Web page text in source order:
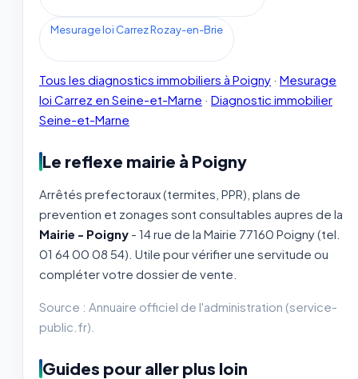
Mesurage loi Carrez Rozay-en-Brie
Tous les diagnostics immobiliers à Poigny · Mesurage
loi Carrez en Seine-et-Marne · Diagnostic immobilier
Seine-et-Marne
Le reflexe mairie à Poigny
Arrêtés prefectoraux (termites, PPR), plans de
prevention et zonages sont consultables aupres de la
Mairie - Poigny - 14 rue de la Mairie 77160 Poigny (tel.
01 64 00 08 54). Utile pour vérifier une servitude ou
compléter votre dossier de vente.
Source : Annuaire officiel de l'administration (service-
public.fr).
Guides pour aller plus loin